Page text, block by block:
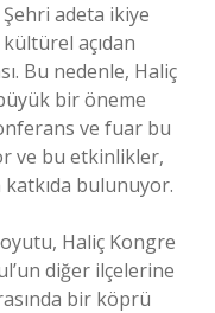
Şehri adeta ikiye
açıdan
Bu nedenle, Haliç
bir öneme
ve fuar bu
ve bu etkinlikler,
bulunuyor.
Haliç Kongre
diğer ilçelerine
bir köprü